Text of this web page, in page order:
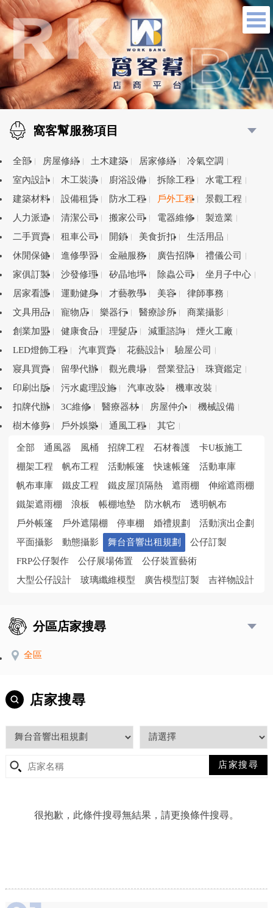
窩客幫服務項目
全部 房屋修繕 土木建築 居家修繕
冷氣空調
室內設計
木工裝潢 廚浴設備 拆除工程
水電工程
建築材料
設備租賃 防水工程 戶外工程
景觀工程
人力派遣
清潔公司 搬家公司 電器維修
製造業
二手買賣
租車公司 開鎖 美食折扣
生活用品
休閒保健
進修學習 金融服務 廣告招牌
禮儀公司
家俱訂製
沙發修理 矽晶地坪 除蟲公司
坐月子中心
居家看護
運動健身 才藝教學 美容
律師事務
文具用品
寵物店 樂器行 醫療診所
商業攝影
創業加盟
健康食品 理髮店 減重諮詢
煙火工廠
LED燈飾工程
汽車買賣 花藝設計
驗屋公司
寢具買賣
留學代辦 觀光農場 營業登記
珠寶鑑定
印刷出版
污水處理設施 汽車改裝
機車改裝
扣牌代辦
3C維修 醫療器材 房屋仲介
機械設備
樹木修剪
戶外娛樂 通風工程 其它
全部 通風器 風桶 招牌工程 石材養護
卡U板施工
棚架工程
帆布工程 活動帳篷 快速帳篷
活動車庫
帆布車庫
鐵皮工程 鐵皮屋頂隔熱 遮雨棚
伸縮遮雨棚
鐵架遮雨棚
浪板 帳棚地墊 防水帆布
透明帆布
戶外帳篷
戶外遮陽棚 停車棚 婚禮規劃
活動演出企劃
平面攝影
動態攝影 舞台音響出租規劃
公仔訂製
FRP公仔製作
公仔展場佈置
公仔裝置藝術
大型公仔設計
玻璃纖維模型 廣告模型訂製 吉祥物設計
分區店家搜尋
全區
店家搜尋
很抱歉，此條件搜尋無結果，請更換條件搜尋。